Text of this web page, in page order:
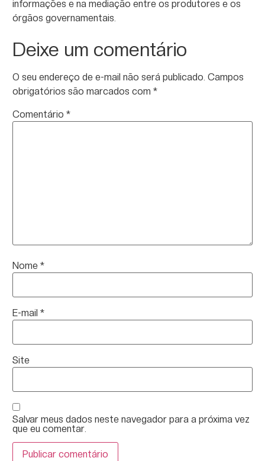
informações e na mediação entre os produtores e os
órgãos governamentais.
Deixe um comentário
O seu endereço de e-mail não será publicado. Campos
obrigatórios são marcados com *
Comentário *
Nome *
E-mail *
Site
Salvar meus dados neste navegador para a próxima vez
que eu comentar.